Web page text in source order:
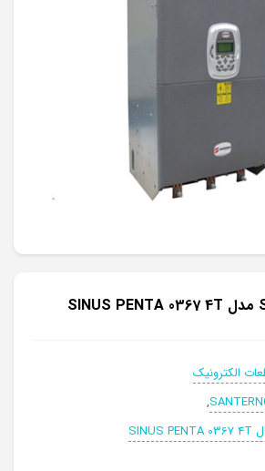
الکترونیک
,